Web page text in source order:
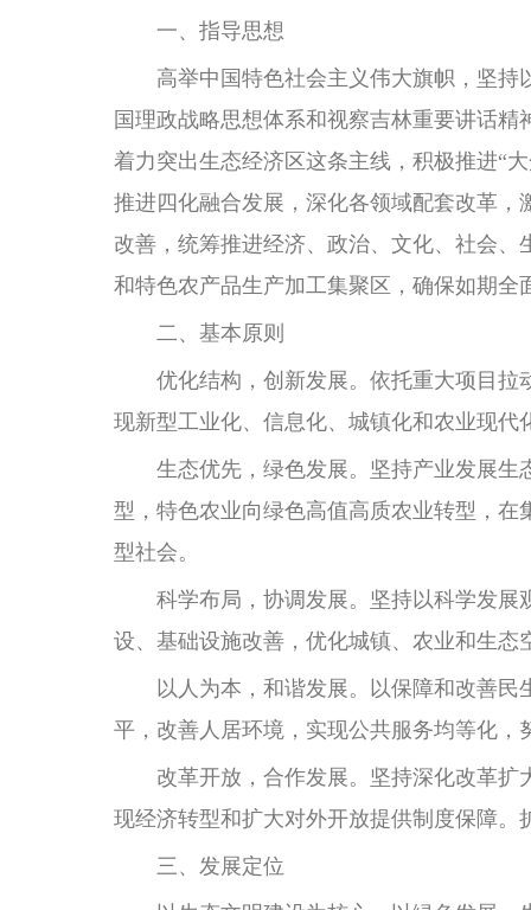
一、指导思想
高举中国特色社会主义伟大旗帜，坚
国理政战略思想体系和视察吉林重要讲话
着力突出生态经济区这条主线，积极推进“
推进四化融合发展，深化各领域配套改革
改善，统筹推进经济、政治、文化、社会
和特色农产品生产加工集聚区，确保如期全
二、基本原则
优化结构，创新发展。依托重大项目
现新型工业化、信息化、城镇化和农业现代
生态优先，绿色发展。坚持产业发展生
型，特色农业向绿色高值高质农业转型，
型社会。
科学布局，协调发展。坚持以科学发展
设、基础设施改善，优化城镇、农业和生
以人为本，和谐发展。以保障和改善民
平，改善人居环境，实现公共服务均等化
改革开放，合作发展。坚持深化改革扩
现经济转型和扩大对外开放提供制度保障
三、发展定位